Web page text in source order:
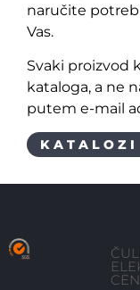
naručite
Vas.
Svaki proizvod
kataloga, a ne
putem e-mail
KATALOZI